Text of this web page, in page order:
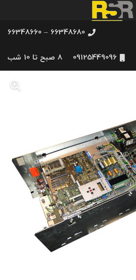
66348680 – 66348660
09125449096 8 صبح تا 10 شب